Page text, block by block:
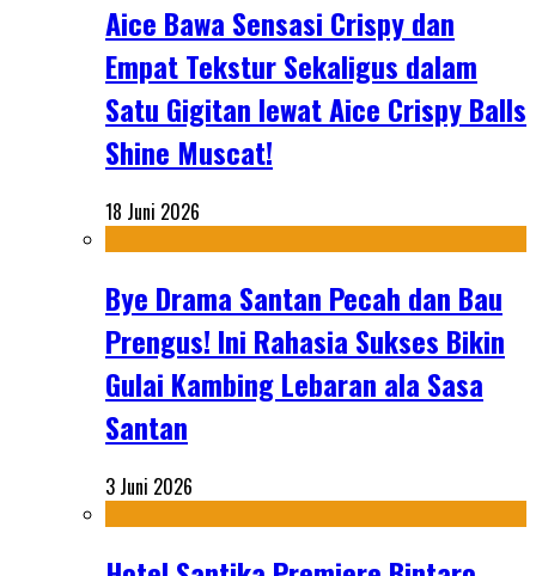
Aice Bawa Sensasi Crispy dan
Empat Tekstur Sekaligus dalam
Satu Gigitan lewat Aice Crispy Balls
Shine Muscat!
18 Juni 2026
Bye Drama Santan Pecah dan Bau
Prengus! Ini Rahasia Sukses Bikin
Gulai Kambing Lebaran ala Sasa
Santan
3 Juni 2026